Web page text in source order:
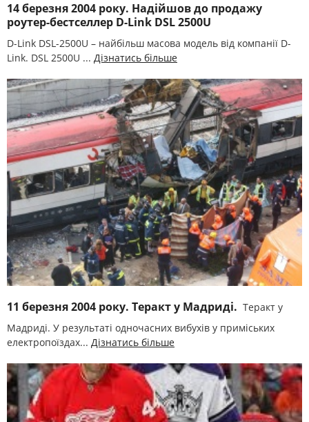
14 березня 2004 року. Надійшов до продажу
роутер-бестселлер D-Link DSL 2500U
D-Link DSL-2500U – найбільш масова модель від компанії D-
Link. DSL 2500U ... Дізнатись більше
11 березня 2004 року. Теракт у Мадриді. Теракт у
Мадриді. У результаті одночасних вибухів у приміських
електропоїздах... Дізнатись більше